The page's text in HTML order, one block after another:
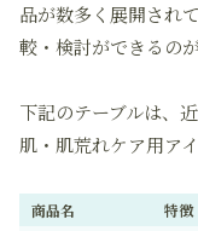
品が数多く展開され
較・検討ができるのが
下記のテーブルは、
肌・肌荒れケア用ア
商品名 特徴